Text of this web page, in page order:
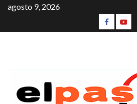
agosto 9, 2026